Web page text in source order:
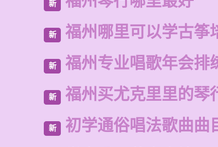
新
新 福州哪里可以学古筝
新 福州专业唱歌年会排
新 福州买尤克里里的琴
新 初学通俗唱法歌曲曲